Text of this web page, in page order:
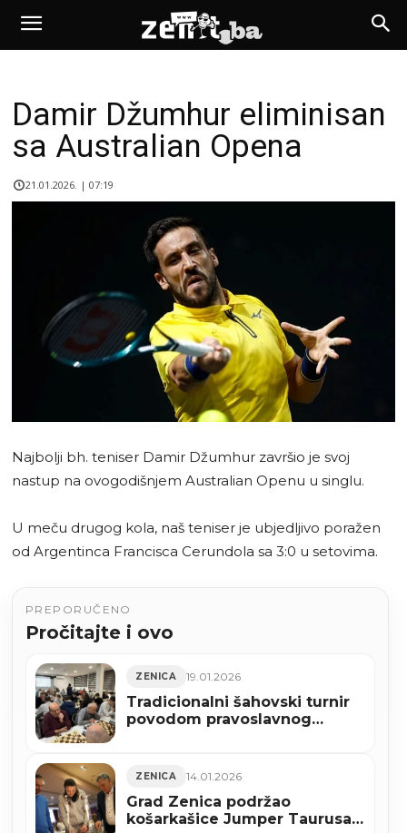
Damir Džumhur eliminisan
sa Australian Opena
21.01.2026. | 07:19
Najbolji bh. teniser Damir Džumhur završio je svoj
nastup na ovogodišnjem Australian Openu u singlu.
U meču drugog kola, naš teniser je ubjedljivo poražen
od Argentinca Francisca Cerundola sa 3:0 u setovima.
PREPORUČENO
Pročitajte i ovo
ZENICA 19.01.2026
Tradicionalni šahovski turnir
povodom pravoslavnog
ZENICA 14.01.2026
Grad Zenica podržao
košarkašice Jumper Taurusa